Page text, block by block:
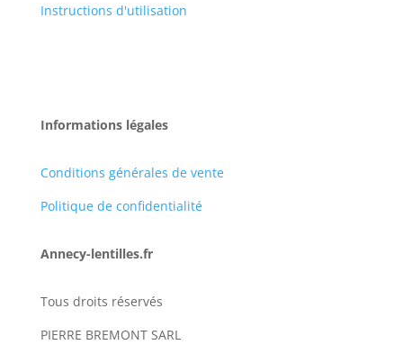
Instructions d'utilisation
Informations légales
Conditions générales de vente
Politique de confidentialité
Annecy-lentilles.fr
Tous droits réservés
PIERRE BREMONT SARL